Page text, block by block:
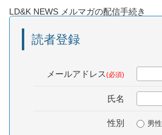
LD&K NEWS メルマガの配信手続き
読者登録
メールアドレス(必須)
氏名
性別 男性